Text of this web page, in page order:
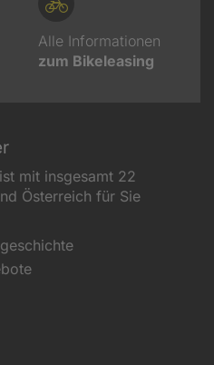
Alle Informationen
zum Bikeleasing
mit insgesamt 22
Österreich für Sie